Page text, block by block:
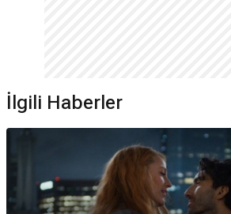
İlgili Haberler